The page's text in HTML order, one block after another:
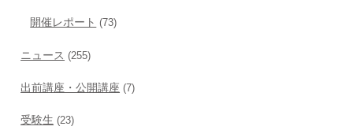
開催レポート (73)
ニュース (255)
出前講座・公開講座 (7)
受験生 (23)